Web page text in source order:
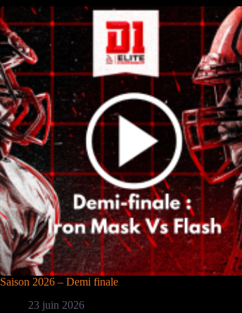
Saison 2026 – Demi finale
23 juin 2026